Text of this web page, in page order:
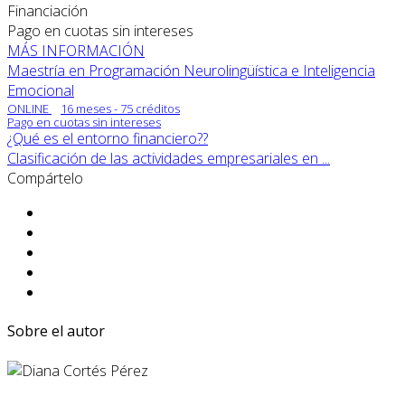
Financiación
Pago en cuotas sin intereses
MÁS INFORMACIÓN
Maestría en Programación Neurolingüística e Inteligencia
Emocional
ONLINE
16 meses - 75 créditos
Pago en cuotas sin intereses
¿Qué es el entorno financiero??
Clasificación de las actividades empresariales en ...
Compártelo
Sobre el autor